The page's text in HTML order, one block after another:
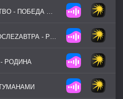
ГРУППА ОТЕЧЕСТВО - ПОБЕДА БУДЕТ ЗА НАМИ
ГРУППА ЕЩЁ / ПОСЛЕZАВТРА - РЖЕВ
РОДИНА